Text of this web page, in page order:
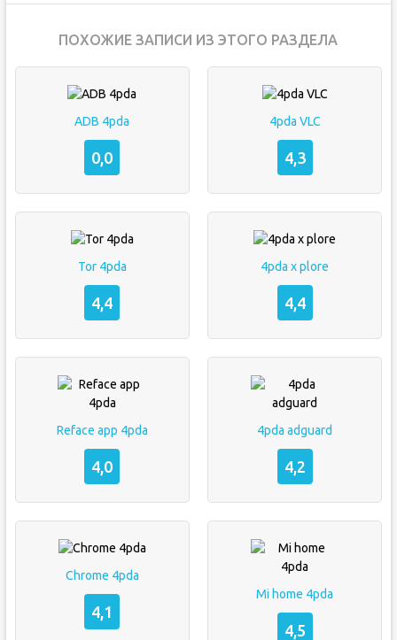
ПОХОЖИЕ ЗАПИСИ ИЗ ЭТОГО РАЗДЕЛА
ADB 4pda
0,0
4pda VLC
4,3
Tor 4pda
4,4
4pda x plore
4,4
Reface app 4pda
4,0
4pda adguard
4,2
Chrome 4pda
4,1
Mi home 4pda
4,5